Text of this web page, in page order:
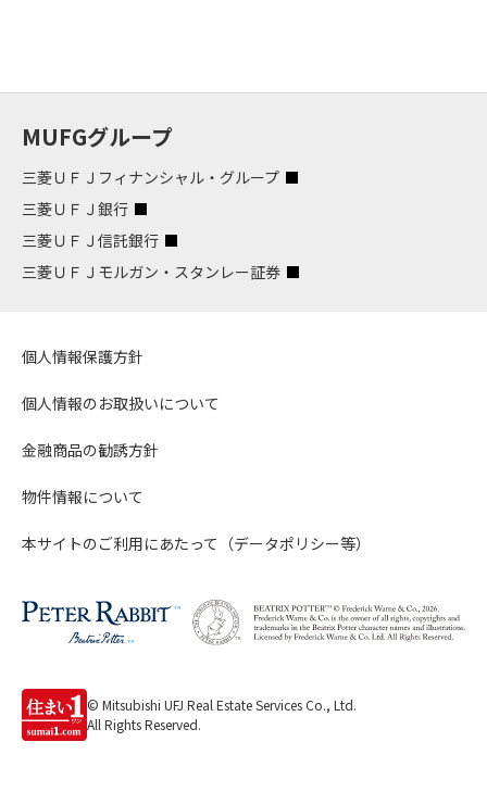
MUFGグループ
三菱ＵＦＪフィナンシャル・グループ
三菱ＵＦＪ銀行
三菱ＵＦＪ信託銀行
三菱ＵＦＪモルガン・スタンレー証券
個人情報保護方針
個人情報のお取扱いについて
金融商品の勧誘方針
物件情報について
本サイトのご利用にあたって（データポリシー等）
© Mitsubishi UFJ Real Estate Services Co., Ltd.
All Rights Reserved.